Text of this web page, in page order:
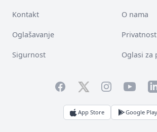
Kontakt O nama
Oglašavanje Privatnost
Sigurnost Oglasi za
FacebookTwitterInstagramYouTube
App Store Google Play